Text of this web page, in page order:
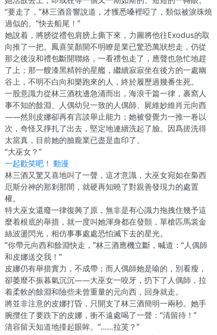
“要走了，”林三酒音響說道，才獲悉嗓裡啞了，類似被淚珠燒
過似的。“快去船尾！”
她說着，將膀從禮包肩膀上撕下來，力圖將他往Exodus的取
向推了一把。鳳喜笑顏開不明瞭是業已驚恐萬狀想走，仍從
那之後沒和禮包斷開聯絡，一看禮包走了，應聲也急忙地趕
了上；那一艘漆黑精幹的星艦，繼續寂寂坐在後方的一處幽
谷上，不明不白向和樂跑來的人，終於履歷過幾番生死。
一股意識力從林三酒枕邊急涌而出，海浪千篇一律，裹窩人
事不知的餘淵、人偶幼兒一致的人偶師、屍維妙維肖元向西
——然則皮娜卻再有言談舉止能力；她被發覺力一推一卷以
次，奇怪又掙扎了出去，堅定地連續洗起了臉。因爲搓洗得
太當真，目前她的臉龐業已盡是血印了。
“大巫女？”
一起歡笑吧！ 動漫
林三酒又驚又喜地叫了一聲，這才意識，大巫女宛如在梟西
厄斯分神的那剎那間，就硬再知曉了對親善發現力的處置
權。
特大巫女還廢一律復興了原，無非是有心識力拖拽住幾予這
麼着根底的舉措，就一度叫她渾身都在發顫，單槍匹馬裳金
絲波盪閃光，相仿事事處處恐怕滅下去的星光。
“你帶元向西和餘淵快走，”林三酒應機立斷，喊道：“人偶師
和皮娜送交我！”
皮娜仍有舉措實力，不成帶；而人偶師她是喻的，別看瘦，
卻萎靡不振暮氣沉沉——大巫女一咬牙，扔下了人偶師，拉
着柔軟的餘淵和險些未曾重量的元向西，回身就走。
將並非注意的皮娜打昏，只開支了林三酒簡明一兩秒。她手
腕攬住了要跌下的皮娜，衝不遠處喝了一聲：“清留待！”
清容留天知道地擡起眼眸。“……拉芙？”